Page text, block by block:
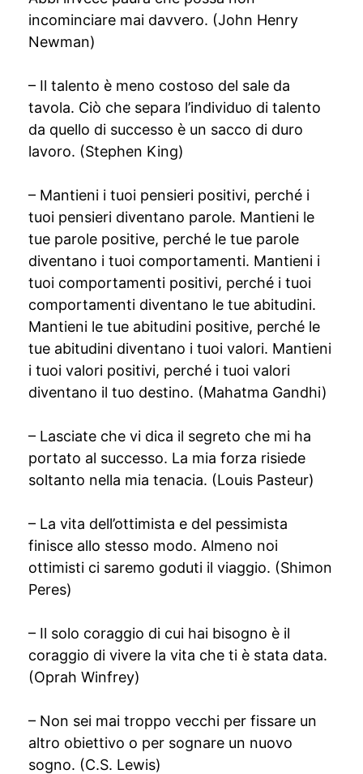
incominciare mai davvero. (John Henry
Newman)
– Il talento è meno costoso del sale da
tavola. Ciò che separa l’individuo di talento
da quello di successo è un sacco di duro
lavoro. (Stephen King)
– Mantieni i tuoi pensieri positivi, perché i
tuoi pensieri diventano parole. Mantieni le
tue parole positive, perché le tue parole
diventano i tuoi comportamenti. Mantieni i
tuoi comportamenti positivi, perché i tuoi
comportamenti diventano le tue abitudini.
Mantieni le tue abitudini positive, perché le
tue abitudini diventano i tuoi valori. Mantieni
i tuoi valori positivi, perché i tuoi valori
diventano il tuo destino. (Mahatma Gandhi)
– Lasciate che vi dica il segreto che mi ha
portato al successo. La mia forza risiede
soltanto nella mia tenacia. (Louis Pasteur)
– La vita dell’ottimista e del pessimista
finisce allo stesso modo. Almeno noi
ottimisti ci saremo goduti il viaggio. (Shimon
Peres)
– Il solo coraggio di cui hai bisogno è il
coraggio di vivere la vita che ti è stata data.
(Oprah Winfrey)
– Non sei mai troppo vecchi per fissare un
altro obiettivo o per sognare un nuovo
sogno. (C.S. Lewis)